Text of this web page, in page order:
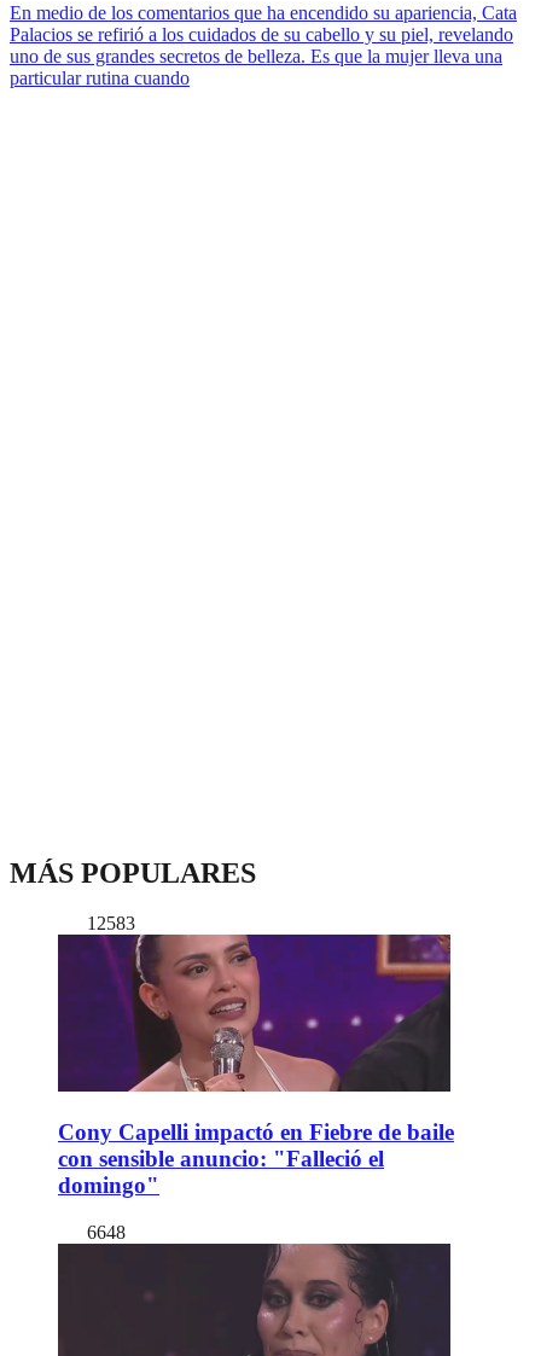
En medio de los comentarios que ha encendido su apariencia, Cata
Palacios se refirió a los cuidados de su cabello y su piel, revelando
uno de sus grandes secretos de belleza. Es que la mujer lleva una
particular rutina cuando
MÁS POPULARES
12583
Cony Capelli impactó en Fiebre de baile
con sensible anuncio: "Falleció el
domingo"
6648